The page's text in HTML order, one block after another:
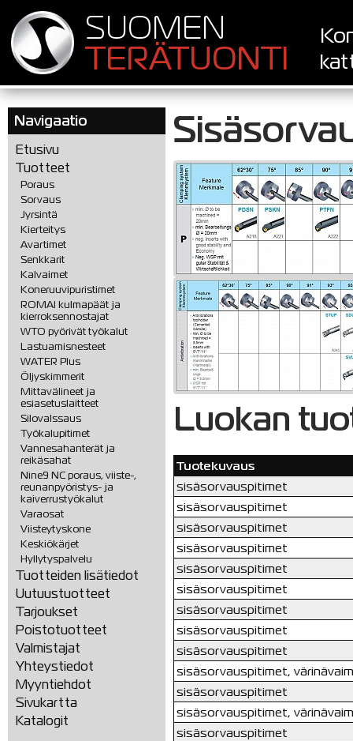
SUOMEN
TERÄTUONTI
Navigaatio
Etusivu
Tuotteet
Poraus
Sorvaus
Jyrsintä
Kierteitys
Avartimet
Senkkarit
Kalvaimet
Koneruuvipuristimet
ROMAI kulmapäät ja
kierroksennostajat
WTO pyörivät työkalut
Lastuamisnesteet
WATER Plus
Öljyskimmerit
Mittavälineet ja
esiasetuslaitteet
Silovalssaus
Työkalupitimet
Vannesahanterät ja
reikäsahat
Nine9 NC poraus, viiste-,
reunanpyöristys- ja
kaiverrustyökalut
Varaosat
Viisteytyskone
Keskiökärjet
Hyllytyspalvelu
Tuotteiden lisätiedot
Uutuustuotteet
Tarjoukset
Poistotuotteet
Valmistajat
Yhteystiedot
Myyntiehdot
Sivukartta
Katalogit
Luokan
Tuotekuvaus
sisäsorvauspitimet
sisäsorvauspitimet
sisäsorvauspitimet
sisäsorvauspitimet
sisäsorvauspitimet
sisäsorvauspitimet
sisäsorvauspitimet
sisäsorvauspitimet
sisäsorvauspitimet
sisäsorvauspitimet,
sisäsorvauspitimet
sisäsorvauspitimet,
sisäsorvauspitimet